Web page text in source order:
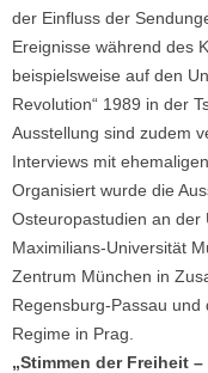
der Einfluss der
Ereignisse während des
beispielsweise auf den
Revolution“ 1989 in der
Ausstellung sind zudem
Interviews mit
Organisiert wurde die
Osteuropastudien an der
Maximilians-Universität
Zentrum München in
Regensburg-Passau
Regime in Prag.
„Stimmen der Freiheit